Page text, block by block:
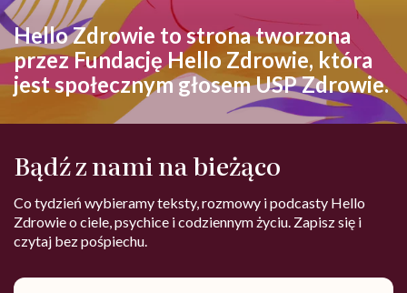
Hello Zdrowie to strona tworzona
przez Fundację Hello Zdrowie, która
jest społecznym głosem USP Zdrowie.
Bądź z nami na bieżąco
Co tydzień wybieramy teksty, rozmowy i podcasty Hello
Zdrowie o ciele, psychice i codziennym życiu. Zapisz się i
czytaj bez pośpiechu.
Adres